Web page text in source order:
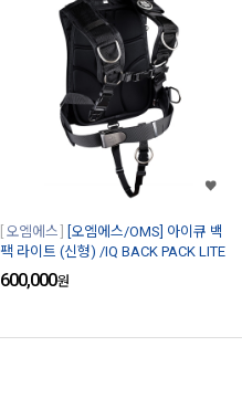
오엠에스
[오엠에스/OMS] 아이큐 백
팩 라이트 (신형) /IQ BACK PACK LITE
600,000원